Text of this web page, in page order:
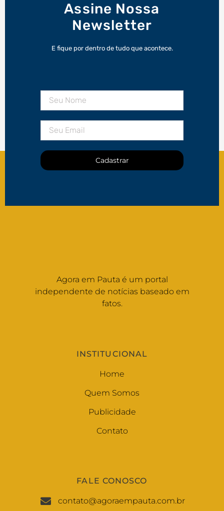
Assine Nossa
Newsletter
E fique por dentro de tudo que acontece.
Cadastrar
Agora em Pauta é um portal
independente de notícias baseado em
fatos.
INSTITUCIONAL
Home
Quem Somos
Publicidade
Contato
FALE CONOSCO
contato@agoraempauta.com.br